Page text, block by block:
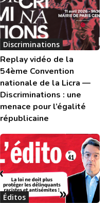
Discriminations
Replay vidéo de la
54ème Convention
nationale de la Licra —
Discriminations : une
menace pour l’égalité
républicaine
Éditos